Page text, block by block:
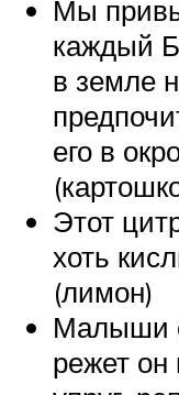
Мы
каждый
в земле
его в
Этот
хоть
(лимон)
Малыши
режет он